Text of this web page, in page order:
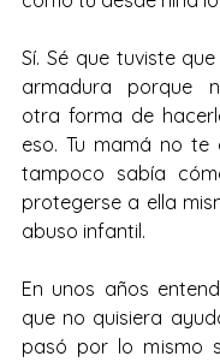
Sí. Sé que tuviste
armadura porque
otra forma de
eso. Tu mamá no te
tampoco sabía
protegerse a ella
abuso infantil.
En unos años
que no quisiera
pasó por lo mismo